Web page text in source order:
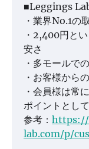
■Leggings
・業界No.1の
・2,400円と
安さ
・多モールで
・お客様から
・会員様は常
ポイントとし
参考： https://
lab.com/p/